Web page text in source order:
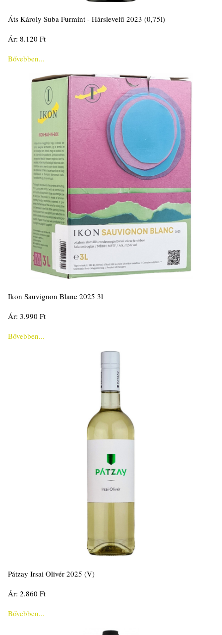
Áts Károly Suba Furmint - Hárslevelű 2023 (0,75l)
Ár: 8.120 Ft
Bővebben...
Ikon Sauvignon Blanc 2025 3l
Ár: 3.990 Ft
Bővebben...
Pátzay Irsai Olivér 2025 (V)
Ár: 2.860 Ft
Bővebben...